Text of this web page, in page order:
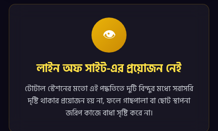
👁️
লাইন অফ সাইট-এর প্রয়োজন নেই
টোটাল স্টেশনের মতো এই পদ্ধতিতে দুটি বিন্দুর মধ্যে সরাসরি
দৃষ্টি থাকার প্রয়োজন হয় না, ফলে গাছপালা বা ছোট স্থাপনা
জরিপ কাজে বাধা সৃষ্টি করে না।